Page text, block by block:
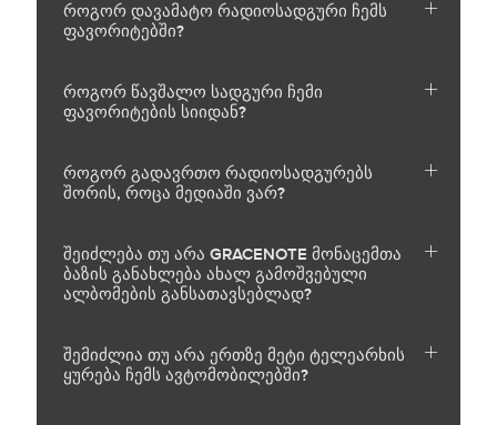
როგორ დავამატო რადიოსადგური ჩემს
ფავორიტებში?
როგორ წავშალო სადგური ჩემი
ფავორიტების სიიდან?
როგორ გადავრთო რადიოსადგურებს
შორის, როცა მედიაში ვარ?
შეიძლება თუ არა GRACENOTE მონაცემთა
ბაზის განახლება ახალ გამოშვებული
ალბომების განსათავსებლად?
შემიძლია თუ არა ერთზე მეტი ტელეარხის
ყურება ჩემს ავტომობილებში?